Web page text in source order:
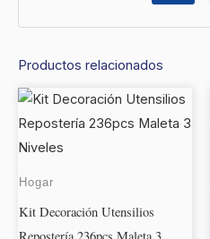
Productos relacionados
Hogar
Kit Decoración Utensilios
Repostería 236pcs Maleta 3